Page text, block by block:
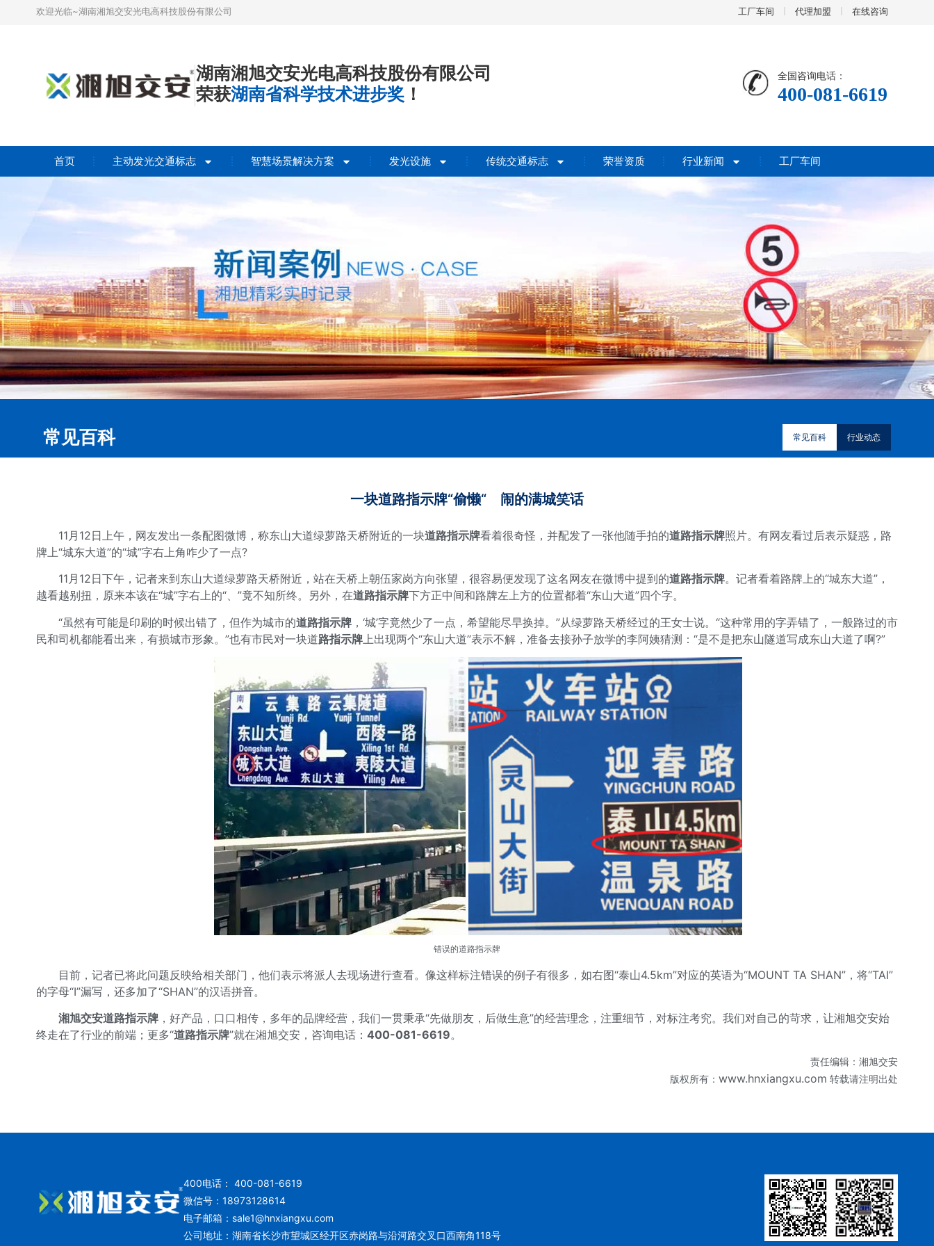
欢迎光临~湖南湘旭交安光电高科技股份有限公司 工厂车间 代理加盟 在线咨询
湖南湘旭交安光电高科技股份有限公司
荣获湖南省科学技术进步奖 ！
全国咨询电话：
400-081-6619
首页 主动发光交通标志 智慧场景解决方案 发光设施 传统交通标志 荣誉资质 行业新闻 工厂车间
常见百科 常见百科 行业动态
一块道路指示牌“偷懒“ 闹的满城笑话
11月12日上午，网友发出一条配图微博，称东山大道绿萝路天桥附近的一块道路指示牌看着很奇怪，并配发了一张他随手拍的道路指示牌照片。有网友看过后表示疑惑，路
牌上“城东大道”的“城”字右上角咋少了一点?
11月12日下午，记者来到东山大道绿萝路天桥附近，站在天桥上朝伍家岗方向张望，很容易便发现了这名网友在微博中提到的道路指示牌。记者看着路牌上的“城东大道”，
越看越别扭，原来本该在“城”字右上的“、”竟不知所终。另外，在道路指示牌下方正中间和路牌左上方的位置都着“东山大道”四个字。
“虽然有可能是印刷的时候出错了，但作为城市的道路指示牌 ，‘城’字竟然少了一点，希望能尽早换掉。”从绿萝路天桥经过的王女士说。“这种常用的字弄错了，一般路过的市
民和司机都能看出来，有损城市形象。”也有市民对一块道路指示牌 上出现两个“东山大道”表示不解，准备去接孙子放学的李阿姨猜测：“是不是把东山隧道写成东山大道了啊?”
错误的道路指示牌
目前，记者已将此问题反映给相关部门，他们表示将派人去现场进行查看。像这样标注错误的例子有很多，如右图“泰山4.5km”对应的英语为“MOUNT TA SHAN”，将“TAI”
的字母“I”漏写，还多加了“SHAN”的汉语拼音。
湘旭交安道路指示牌 ，好产品，口口相传，多年的品牌经营，我们一贯秉承“先做朋友，后做生意”的经营理念，注重细节，对标注考究。我们对自己的苛求，让湘旭交安始
终走在了行业的前端；更多“道路指示牌”就在湘旭交安，咨询电话： 400-081-6619。
责任编辑：湘旭交安
版权所有： www.hnxiangxu.com 转载请注明出处
400电话： 400-081-6619
微信号：18973128614
电子邮箱： sale1@hnxiangxu.com
公司地址：湖南省长沙市望城区经开区赤岗路与沿河路交叉口西南角118号